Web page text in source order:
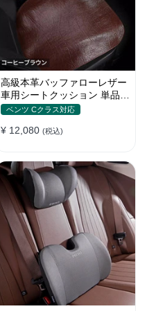
高級本革バッファローレザー
車用シートクッション 単品・
3点セット
ベンツ Cクラス対応
¥ 12,080 (税込)